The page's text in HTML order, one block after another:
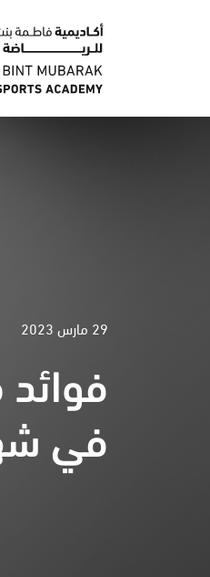
29 مارس 2023
في